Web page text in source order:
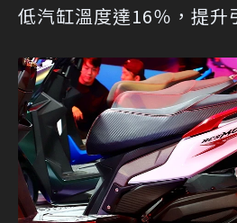
低汽缸溫度達16％，提升